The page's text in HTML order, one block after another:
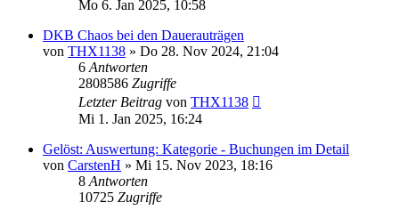
Mo 6. Jan 2025, 10:58
DKB Chaos bei den Dauerauträgen
von THX1138 » Do 28. Nov 2024, 21:04
6 Antworten
2808586 Zugriffe
Letzter Beitrag von THX1138
Mi 1. Jan 2025, 16:24
Gelöst: Auswertung: Kategorie - Buchungen im Detail
von CarstenH » Mi 15. Nov 2023, 18:16
8 Antworten
10725 Zugriffe